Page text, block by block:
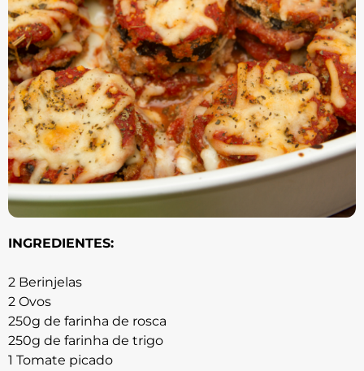
INGREDIENTES:
2 Berinjelas
2 Ovos
250g de farinha de rosca
250g de farinha de trigo
1 Tomate picado